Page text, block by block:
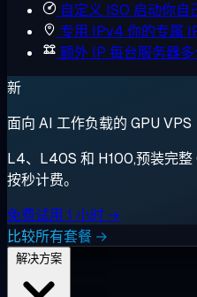
自定义 ISO 启动你自
专用 IPv4 你的专属
额外 IP 每台服务器
新
面向 AI 工作负载的 GPU VPS
L4、L40S 和 H100,预装完整
按秒计费。
免费试用 1 小时 →
比较所有套餐 →